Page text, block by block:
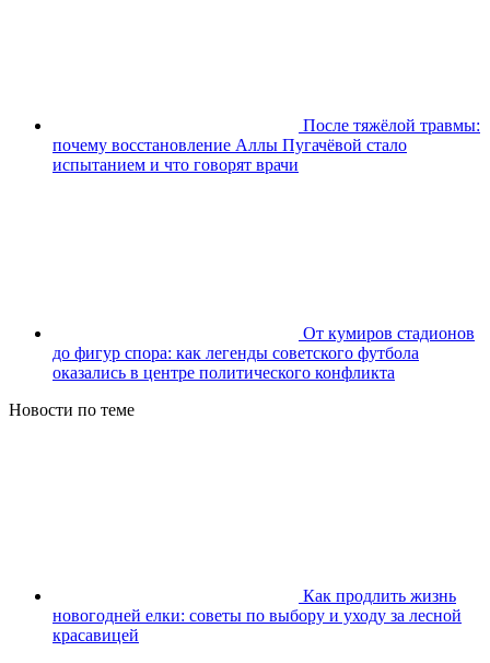
После тяжёлой травмы:
почему восстановление Аллы Пугачёвой стало
испытанием и что говорят врачи
От кумиров стадионов
до фигур спора: как легенды советского футбола
оказались в центре политического конфликта
Новости по теме
Как продлить жизнь
новогодней елки: советы по выбору и уходу за лесной
красавицей